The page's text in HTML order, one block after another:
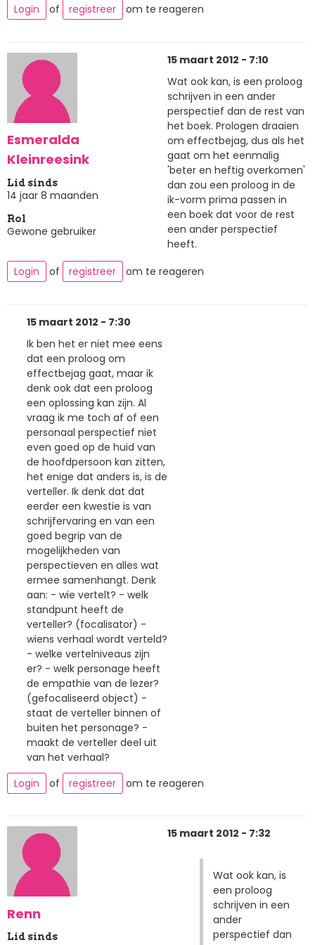
Login of registreer om te reageren
Esmeralda
Kleinreesink
Lid sinds
14 jaar 8 maanden
Rol
Gewone gebruiker
15 maart 2012 - 7:10
Wat ook kan, is een proloog
schrijven in een ander
perspectief dan de rest van
het boek. Prologen draaien
om effectbejag, dus als het
gaat om het eenmalig
'beter en heftig overkomen'
dan zou een proloog in de
ik-vorm prima passen in
een boek dat voor de rest
een ander perspectief
heeft.
Login
of registreer om te reageren
15 maart 2012 - 7:30
Ik ben het er niet mee eens
dat een proloog om
effectbejag gaat, maar ik
denk ook dat een proloog
een oplossing kan zijn. Al
vraag ik me toch af of een
personaal perspectief niet
even goed op de huid van
de hoofdpersoon kan zitten,
het enige dat anders is, is de
verteller. Ik denk dat dat
eerder een kwestie is van
schrijfervaring en van een
goed begrip van de
mogelijkheden van
perspectieven en alles wat
ermee samenhangt. Denk
aan: - wie vertelt? - welk
standpunt heeft de
verteller? (focalisator) -
wiens verhaal wordt verteld?
- welke vertelniveaus zijn
er? - welk personage heeft
de empathie van de lezer?
(gefocaliseerd object) -
staat de verteller binnen of
buiten het personage? -
maakt de verteller deel uit
van het verhaal?
Login
of registreer om te reageren
Renn
Lid sinds
15 maart 2012 - 7:32
Wat ook kan, is
een proloog
schrijven in een
ander
perspectief dan